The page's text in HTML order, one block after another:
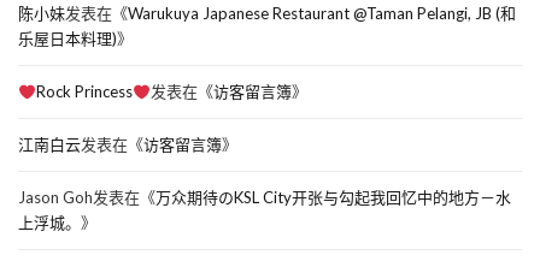
陈小妹发表在《Warukuya Japanese Restaurant @Taman Pelangi, JB (和
乐屋日本料理)》
Rock Princess 发表在《访客留言簿》
江南白云发表在《访客留言簿》
Jason Goh发表在《万众期待のKSL City开张与勾起我回忆中的地方－水
上浮城。 》